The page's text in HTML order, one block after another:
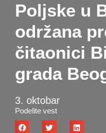
Poljske u
održana
čitaonici
grada
3. oktobar
Podelite vest